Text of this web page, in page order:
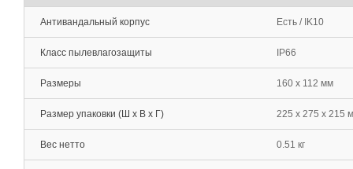
Антивандальный корпус Есть / IK10
Класс пылевлагозащиты IP66
Размеры 160 x 112 мм
Размер упаковки (Ш х В х Г) 225 x 275 x 215
Вес нетто 0.51 кг